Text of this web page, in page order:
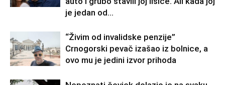
je jedan od...
“Živim od invalidske penzije”
Crnogorski pevač izašao iz bolnice, a
ovo mu je jedini izvor prihoda